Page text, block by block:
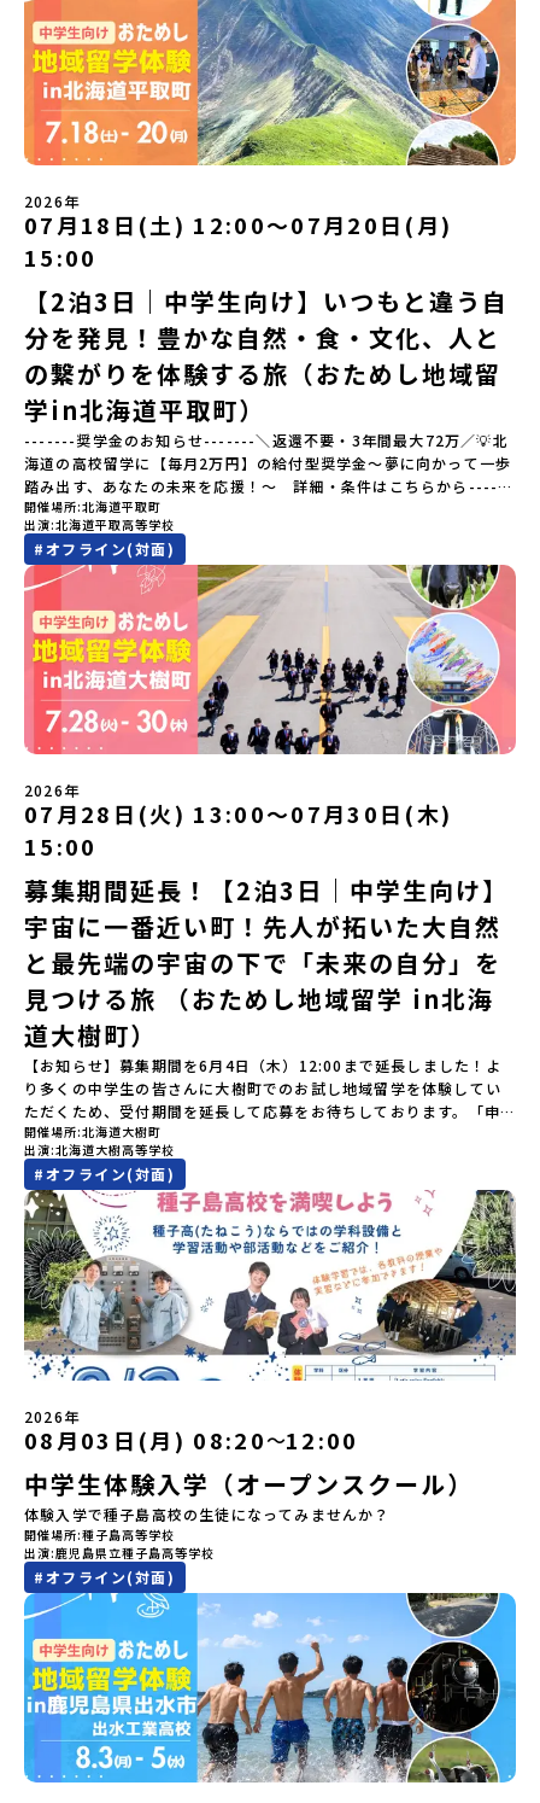
方へ〜プログラムの全体像や魅力、サポート体制について解説しま
す。 【STEP2】個別プログラム説明会（☆順次ページを公開しま
す）〜「地域別のプログラム」を具体的に知りたい方へ〜 「現地で
は何をするの？」という疑問にお答えする説明会です。その場所な
らではのプログラムをたっぷりお伝えします！🚩現在公開中の個別
説明会はこちらから（順次公開予定）【5/7(木)】北海道平取町
【5/8(金)】熊本県芦北町▼おためし地域留学の情報▼おためし地域
体験」のプログラム開催情報を公式LINEにて配信中！ぜひご登録く
ださい♪気になることや不安な点は、LINEから気軽にご相談くださ
い。👉 【LINE登録はこちら】
を送る「地域みらい留学」をプチ体験できるプログラムです。はじ
めてのひとり旅でも安心！現地でもスタッフがしっかりとサポート
いたします。今回のフィールドは「佐賀県有田町（ありたちょ
う）」佐賀県の西部にある有田町は、江戸時代から400年以上続く
「窯業（ようぎょう）」の町。 窯（かま）で粘土を焼いてつくるも
のづくりが、この町の文化として今も受け継がれています。世界で
も知られる「有田焼」は、この窯業の中から生まれました。長い歴
史の中で積み重ねられてきた技術や工夫、そして“つくる人の想
い”が、この町には残っています。また、文化施設が「日本遺産」や
「日本の20世紀遺産」に認定されるなど日本を代表する伝統工芸の
町です。さらに、有田町には「日本の棚田百選」に選ばれた「岳の
棚田（たなだ）」や「名水百選」や「水源の森百選」に選ばれた
「竜門峡（りゅうもんきょう）」など、思わず立ち止まりたくなる
ような自然も広がり、歴史・文化・自然が重なり合う、“本物”に出
会える場所です。そんな歴史・文化が豊かな佐賀県有田町で実際に
町を歩きながら学ぶフィールドワークをしたり、有田焼づくりに関
わる職人、町で暮らすプロデザイナー、地元の高校で学ぶ生徒など
と交流しながら「伝統的なものづくり」や「未来のデザイン」を一
緒に探求できます。ただ体験するだけじゃなくて、 “どうしてこの形
なんだろう？” “自分だったらどんなデザインにする？” そんなふう
に考える時間も、このプログラムの大切なポイントです。ここで出
会う人や体験が、自分の「好き」や「未来」につながるかもしれま
せん。この町でしかできない、ちょっと特別な体験を、ぜひ楽しん
でみませんか？体験のおすすめポイント体験プログラム内容（予
定）＜１日目＞（PM）「オリエンテーション・自己紹介ワーク」
「有田工業高校見学」 -陶芸技術をまなぶ！「セラミック科」のま
なび場を体験 -デザインセンスをまなぶ！「デザイン科」のまなび
場を体験「フィールドワーク」 -有田の歴史ある名所巡り -有田
の歴史的な町並みを体感する「有田焼絵付けアクティビティ」 -職
人さんからまなぶ！有田焼伝統の「絵付け」体験ワークショップ
（協力：clay studio）「みんなで楽しもう！BBQ」 -BBQづく
り -仲間や地元の高校生、町の大人たちと交流・対話＜２日目＞
（AM）「1日目の振り返り」「ワークショップ」 -ゲスト講師によ
（PM）「ランチ/お土産タイム」解散※天候の状況や参加人数によ
ってプログラムを変更する場合がございます。参加概要【開催場
所】佐賀県 有田町（ありたちょう）【実施日程】7月4日（土）〜7
月5日（日）※参加が確定した方には6月5日（金） 18:30～20:00に
「参加者向け事前オンライン研修」をご案内する予定です。必ず参
加をお願いします。【集合場所・時間】7月4日(土) 12：00 JR有田
駅※12：00までにJR有田駅に到着する便で手配ください。【解散場
所・時間】7月5日(日) 13：00頃 JR有田駅【対象】中学2年生、中
学3年生【宿泊先】ありこや（佐賀県西松浦郡有田町）※地域みらい
留学生が活用している宿泊施設（シェアハウス）です。※1室1名で
宿泊いただく予定です。 【旅行代金】無料※旅行代金に含まれる費
用のうち、以下の内容が無料となります：・宿泊費（1泊分）・プロ
グラム内のアクティビティ・体験費用・一部の食事代*以下の費用は
参加者のご負担となります・集合場所までの往復交通費・お土産代
や自由時間の個人飲食費などの個人的費用【募集人数】最大5名（お
申し込み多数の場合は抽選の上決定）【参加者決定】お申し込み多
数の場合は、締め切り後1週間を目途に当落結果をご連絡いたしま
す。【申し込み受付期間】5月7日(木)12：00 から 5月21日(木)
12：00まで疑問も不安もワクワクに変える！「おためし地域留学」
ステップアップ説明会プログラムの内容を詳しく知りたい方や、お
申し込みを迷われている方向けにZoomでのオンライン配信を行い
ます。知りたい情報のレベルに合わせて、以下の2つのステップをご
活用ください。【STEP 1】全体オンライン説明会〜まずは「おため
し地域留学」を知りたい方へ〜日本全国20以上の地域から選んで参
加できる「おためし地域留学」の全体像や魅力について、説明会を
開催しました。中学生一人での参加にあたり、保護者様が特に気に
なる「安全面」や「事務局のサポート体制」についても詳しく解説
しています。ぜひ、ご自宅からお気軽にご視聴ください。▶︎ [アーカ
イブ動画を視聴する]YouTube：
https://youtu.be/Yt8nd04aNgA?
si=e5erbspvwz5O8_uF【STEP 2】有田町プログラム説明会〜
「有田町」の内容を具体的に深掘りしたい方へ〜全体説明を聞いた
うえで、「有田町では具体的に何をするの？」「どんな町なの？」
という疑問にお答えする説明会です。有田町ならではの豊かな文化
や、2泊3日のプログラムの中身をたっぷりとお伝えします。日
時： 5月11日(月) 19：00〜19：40内 容： 有田町ってどんなとこ
ろ？、プログラム詳細解説、質疑応答お申し込み：https://c-
mirai.jp/events/068058お気軽にどうぞ！「はじめての一人旅だ
けど大丈夫？」「どんな体験ができるの？」そんな保護者様の不安
や、中学生のみなさんの素朴な疑問にスタッフが直接お答えしま
す。チャットでの質問も可能ですので、ぜひご自宅からリラックス
してご参加ください。▼お申し込み前に必ずご確認ください・参加
規約への同意プログラムへの参加申し込みいただく前に、「お申し
込みに関する各規約」への同意が必須となります。ご確認くださ
2026年
07月18日(土) 12:00〜07月20日(月)
15:00
【2泊3日｜中学生向け】いつもと違う自
分を発見！豊かな自然・食・文化、人と
の繋がりを体験する旅（おためし地域留
学in北海道平取町）
-------奨学金のお知らせ-------＼返還不要・3年間最大72万／💡北
海道の高校留学に【毎月2万円】の給付型奨学金～夢に向かって一歩
踏み出す、あなたの未来を応援！～ 詳細・条件はこちらから------
---------------------------＜体験費・宿泊費が無料＞累計3,000万
部以上販売された大人気マンガ「ゴールデンカムイ」の実写版映画
に登場する町！北海道の「アイヌ文化継承の地」で自然や食を体験
してみませんか？「地元以外の地域の暮らしが気になる。いつか留
学してみたい！」「アイヌ文化の歴史や、マンガに登場する世界を
自分の手で探求したい！」「自然が好きでもっと触れてあそびた
い！」そんな中学生のみなさんにおすすめ！「おためし地域留学体
験」は、日本全国約200の高校と連携し、地域の枠を超えて学校生活
を送る「地域みらい留学」をプチ体験できるプログラムです。はじ
めてのひとり旅でも安心！現地でもスタッフがしっかりとサポート
いたします。今回のフィールドは「北海道平取町（びらとりちょ
う）」北海道の南に位置する平取町（びらとりちょう）。壮大な自
然と「アイヌ文化」が継承されている町として広く知られていま
す。町名の「平取（びらとり）」は、アイヌ語「ピラ・ウトゥル」
（崖の間を意味）という言葉から名付けられました。見上げるほど
大きな山々が連なる「幌尻岳（ぽろしりだけ）」の景色は絶景！日
本一の広さを誇る「すずらん」が咲く花畑や、和牛がのんびりと過
ごす放牧地。日本一の清流に選ばれたこともある、ヤマメやニジマ
スが泳ぐ「沙流川（さるがわ）」。他の地域では見ることのできな
い圧倒的スケールの自然を味わうことができます。さらに、源義経
（みなもとのよしつね）とも縁が深いとされている地域で、義経を
祀った神社や公園などが存在し、アイヌ民族と日本の歴史を交差す
る瞬間を肌で体感できる町です。北の大地で育まれた「アイヌ文
化」とは？「アイヌ」の文化は北海道を中心とした北部周辺で、先
住民族である「アイヌ民族」によって大切に育まれてきた文化で
す。日本語とは異なる響きを持つ「アイヌ語」や、自然界のあらゆ
る物に「魂」が宿ると考える「精神文化」、祭りや家庭での行事な
どに踊られる「古式舞踊」、独特の文様による刺繍（ししゅう）、
木彫り等の工芸など、ユニークな文化が存在します。アイヌ文化で
は、人間のまわりに存在する生き物や自然のチカラ、暮らしの道具
のうち、人間にとって大切な役割を持っているものを「カムイ」と
呼んでいます。いつも自分たちを見守ってくれているもの、例え
ば、身近な動植物や、暮らしに欠かせない火、水、風、そして雄大
な山や川などもすべて「カムイ」です。この文化と精神性をテーマ
にした大人気マンガ「ゴールデンカムイ」は、累計3000万部以上販
売され、2026年3月に映画の続編も公開されるなど注目を集めてい
ます。今回は、平取町の中でもアイヌ文化に触れることのできる
「二風谷（にぶたに）コタン」へ出発！アイヌの家や暮らし、食な
どを体感することができます。ぜひ現地で味わってみてください
生との特別な交流この旅の大きな魅力は、地元の「平取高校」の先
輩たちと過ごす時間です。 ただ校舎を眺める見学ではありません。
高校生が自ら企画したアクティビティを通じて、年の近い先輩たち
と本音で交流することができます。魅力的な大人たちと対話をしな
がら町の歴史や「生き方」を学ぶことができ、大充実の2泊3日にな
ること間違いなし！そんなユニークな魅力がたっぷりつまった北海
道平取町へ、人生の可能性をひらく特別な旅に出発しませんか？体
験のおすすめポイント体験プログラム内容（予定）＜1日目＞
（PM）「オリエンテーション・自己紹介ワーク」「高校生企画①-
遊び編-」 -平取高校生と仲を深める「びらとりの歴史・文化を知
る！アイヌ文化フィールドワーク」 -アイヌ文化博物館でアイヌ文
化を理解する -アイヌ伝統文化を感じるアクティビティ「1日を振
り返るーみんなで体験シェア」＜2日目＞（AM）「平取高校見学・
寮見学」 -平取高校の特徴を知る学校体験 -在校生との対話「高
校生企画②-町の紹介編-」 -ビンゴをしながら町を知ろう！（PM）
「自然と農を感じる！農業アクティビティ」 -平取特産の「びらと
開催場所 北海道平取町
出演 北海道平取高等学校
#オフライン(対面)
2026年
07月28日(火) 13:00〜07月30日(木)
15:00
募集期間延長！【2泊3日｜中学生向け】
宇宙に一番近い町！先人が拓いた大自然
と最先端の宇宙の下で「未来の自分」を
見つける旅 （おためし地域留学 in北海
道大樹町）
【お知らせ】募集期間を6月4日（木）12:00まで延長しました！よ
り多くの中学生の皆さんに大樹町でのお試し地域留学を体験してい
ただくため、受付期間を延長して応募をお待ちしております。「申
し込みのタイミングを逃してしまった」という方も、この機会にぜ
ひ一歩踏み出してみませんか？※都合により締め切りを早める場合
がございます。お早目にご応募ください！-------------------------
-------------------＼返還不要・3年間最大72万／💡北海道の高校留
学に【毎月2万円】の給付型奨学金～夢に向かって一歩踏み出す、あ
なたの未来を応援！～ 詳細・条件はこちらから------------------
--------------------------ーーーーーーーーーーーーーーーーーー
ーーーーーーーーーーーーーー＜体験費・宿泊費が無料！＞民間ロ
ケットの打ち上げ成功で話題になった町！ 北海道の「宇宙版シリコ
ンバレー」を目指す大樹町で、最先端テクノロジーとどこまでも続
く大自然を肌で感じてみませんか？「地元以外の地域の暮らしが気
になる。いつか留学してみたい！」「自分の進学や将来の可能性を
もっとひらきたい！ 」「自然が好きでもっと触れてあそびたい！」
そんな中学生のみなさんにおすすめ！「おためし地域留学体験」
は、日本全国約200の高校と連携し、地域の枠を超えて学校生活を送
る「地域みらい留学」をプチ体験できるプログラムです。はじめて
のひとり旅でも安心！現地でもスタッフがしっかりとサポートいた
します。今回のフィールドは「北海道 大樹町（たいきちょう）」北
海道の東部、十勝の南部に位置する大樹町（たいきちょう）。西に
日高山脈（ひだかさんみゃく）が連なり、東は太平洋に面した自然
豊かな町です。酪農を主体とした農業や漁業、林業が盛んであると
同時に、「宇宙に一番近い町」として航空宇宙産業の誘致を進める
ユニークな顔を持っています 。見上げるほど大きな山々が連なる
「日高山脈（ひだかさんみゃく）」の絶景！牛たちがのんびりと過
ごす放牧地や、海が見える珍しい温泉。日本一の清流に選ばれたこ
ともある「歴舟川（れきふねがわ）」。 他の地域では見ることので
きない圧倒的スケールの自然と、新しい産業が交差する瞬間を肌で
体感できる町です。北の大地で脈々と受け継がれる 「フロンティア
スピリッツ」を体感！ 「フロンティアスピリッツ（開拓者精神）」
開催場所 北海道大樹町
出演 北海道大樹高等学校
#オフライン(対面)
2026年
08月03日(月) 08:20〜12:00
中学生体験入学（オープンスクール）
体験入学で種子島高校の生徒になってみませんか？
開催場所 種子島高等学校
出演 鹿児島県立種子島高等学校
#オフライン(対面)